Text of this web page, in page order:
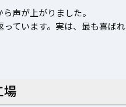
声が上がりました。
ています。実は、最も喜ば
場